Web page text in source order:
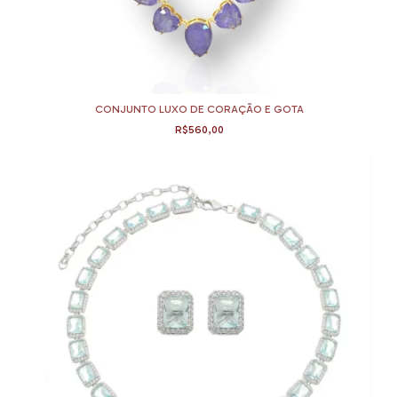
CONJUNTO LUXO DE CORAÇÃO E GOTA
R$560,00